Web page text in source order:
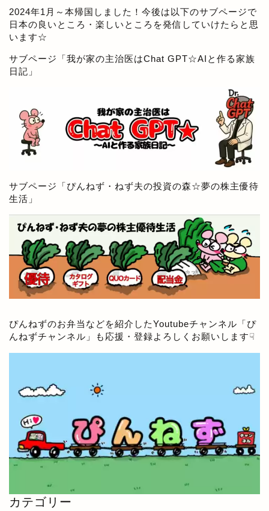
2024年1月～本帰国しました！今後は以下のサブページで
日本の良いところ・楽しいところを発信していけたらと思
います☆
サブページ「我が家の主治医はChat GPT☆AIと作る家族
日記 」
サブページ「ぴんねず・ねず夫の投資の森☆夢の株主優待
生活 」
ぴんねずのお弁当などを紹介したYoutubeチャンネル「 ぴ
んねずチャンネル 」も応援・登録よろしくお願いします☟
カテゴリー